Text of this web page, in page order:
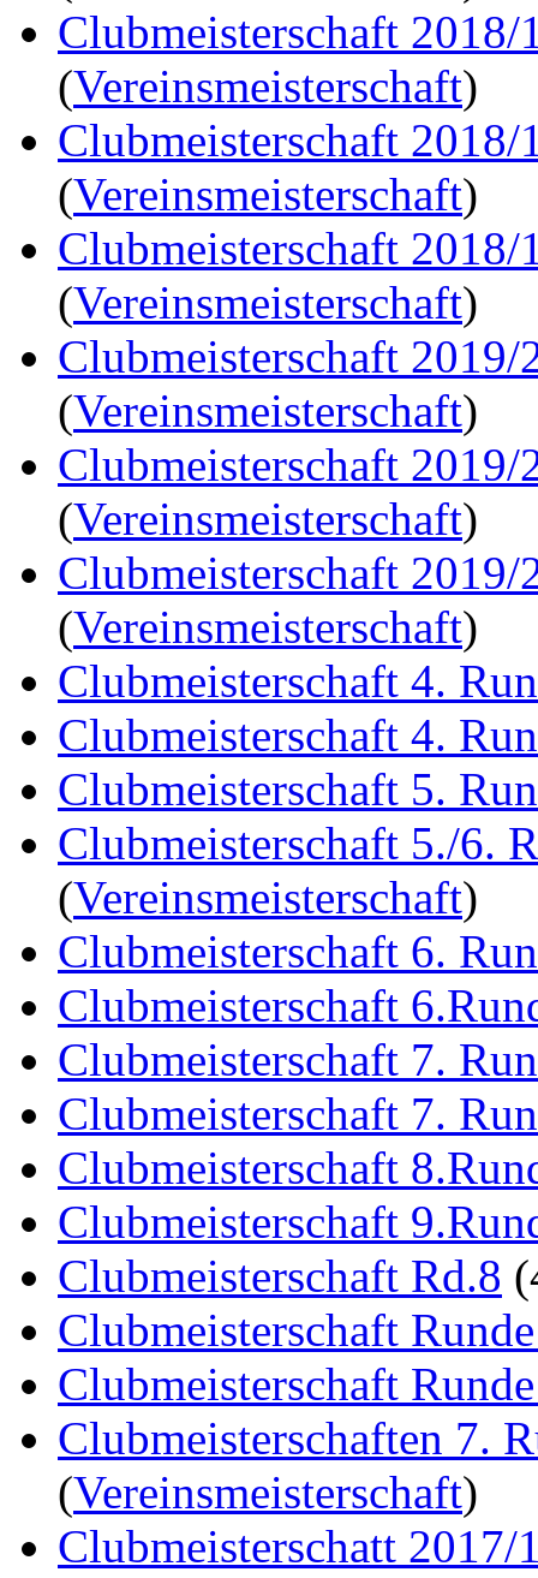
Clubmeisterschaft 2018/
(Vereinsmeisterschaft)
Clubmeisterschaft 2018/
(Vereinsmeisterschaft)
Clubmeisterschaft 2018/
(Vereinsmeisterschaft)
Clubmeisterschaft 2019/
(Vereinsmeisterschaft)
Clubmeisterschaft 2019/
(Vereinsmeisterschaft)
Clubmeisterschaft 2019/
(Vereinsmeisterschaft)
Clubmeisterschaft 4.
Clubmeisterschaft 4.
Clubmeisterschaft 5.
Clubmeisterschaft 5./6.
(Vereinsmeisterschaft)
Clubmeisterschaft 6.
Clubmeisterschaft
Clubmeisterschaft 7.
Clubmeisterschaft 7.
Clubmeisterschaft
Clubmeisterschaft
Clubmeisterschaft Rd.8
Clubmeisterschaft
Clubmeisterschaft
Clubmeisterschaften 7.
(Vereinsmeisterschaft)
Clubmeisterschatt 2017/